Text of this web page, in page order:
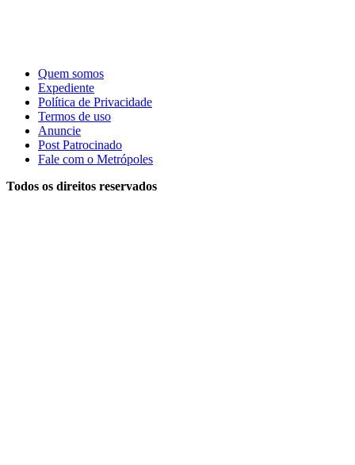
Quem somos
Expediente
Política de Privacidade
Termos de uso
Anuncie
Post Patrocinado
Fale com o Metrópoles
Todos os direitos reservados